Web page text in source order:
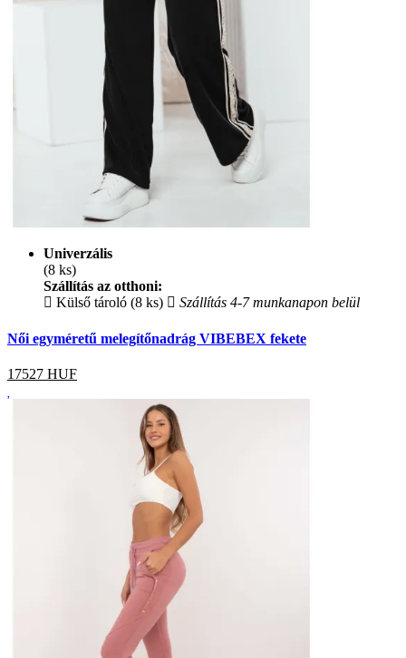
Univerzális
(8 ks)
Szállítás az otthoni:
Külső tároló (8 ks)
Szállítás 4-7 munkanapon belül
Női egyméretű melegítőnadrág VIBEBEX fekete
17527 HUF